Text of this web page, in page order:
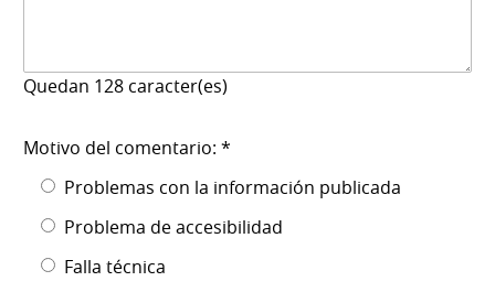
Quedan 128 caracter(es)
Motivo del comentario: *
Problemas con la información publicada
Problema de accesibilidad
Falla técnica